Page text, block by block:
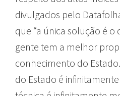
divulgados pelo
que “a única solução é o
gente tem a melhor
conhecimento do
do Estado é